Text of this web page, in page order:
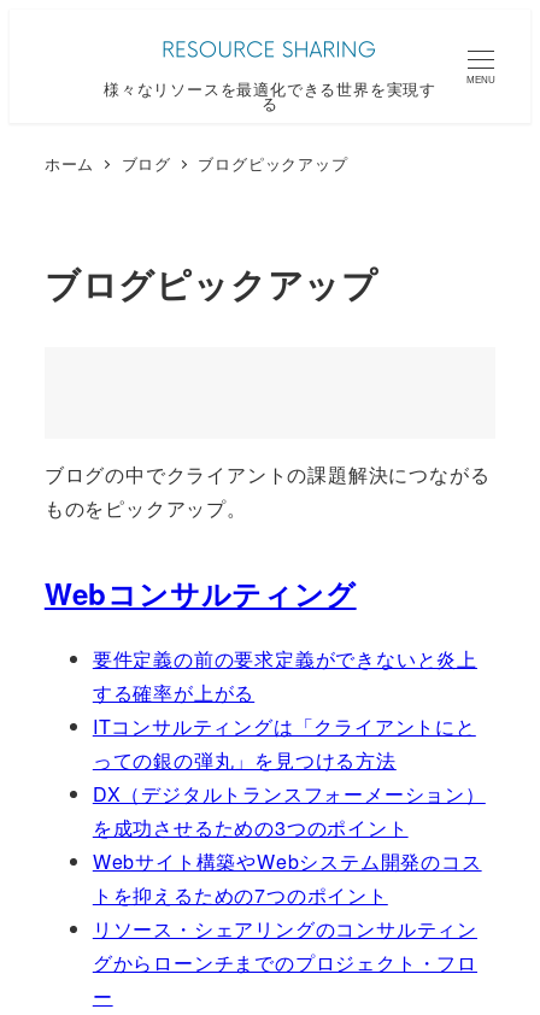
様々なリソースを最適化できる世界を実現す
る
MENU
ホーム ブログ ブログピックアップ
ブログピックアップ
ブログの中でクライアントの課題解決につながる
ものをピックアップ。
Webコンサルティング
要件定義の前の要求定義ができないと炎上
する確率が上がる
ITコンサルティングは「クライアントにと
っての銀の弾丸」を見つける方法
DX（デジタルトランスフォーメーション）
を成功させるための3つのポイント
Webサイト構築やWebシステム開発のコス
トを抑えるための7つのポイント
リソース・シェアリングのコンサルティン
グからローンチまでのプロジェクト・フロ
ー